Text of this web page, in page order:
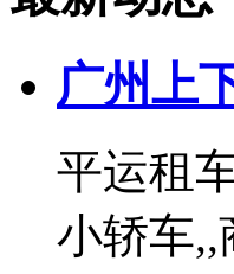
广州上
平运租
小轿车,,